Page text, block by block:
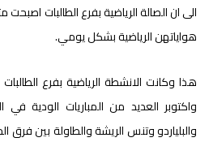
الى ان الصالة الرياضية بفرع الطالبات
هواياتهن الرياضية بشكل يومي.
هذا وكانت الانشطة الرياضية بفرع
واكتوبر العديد من المباريات الودية
والبلياردو وتنس الريشة والطاولة بين فرق